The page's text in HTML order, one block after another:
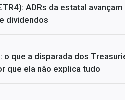
ADRs da estatal
dividendos
o que a disparada dos
que ela não explica tudo